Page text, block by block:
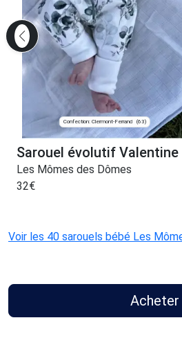
Confection: Clermont-Ferrand (63)
Sarouel évolutif Valentine
Les Mômes des Dômes
32€
Voir les 40 sarouels bébé Les
Acheter